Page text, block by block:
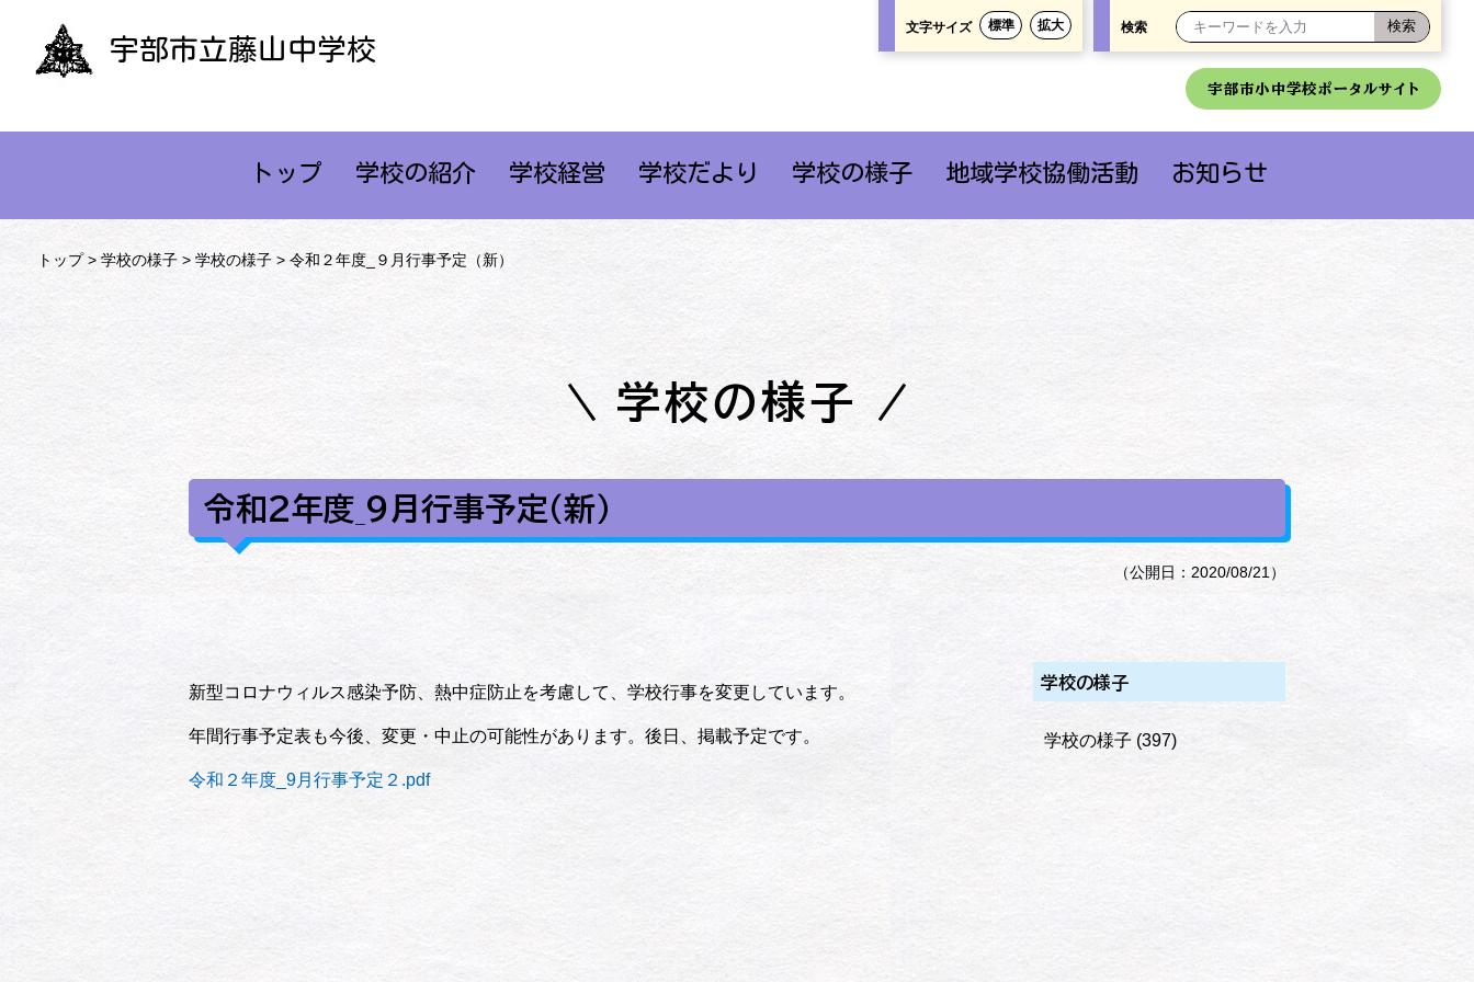
宇部市立藤山中学校
文字サイズ 標準 拡大 検索
宇部市小中学校ポータルサイト
トップ 学校の紹介 学校経営 学校だより 学校の様子 地域学校協働活動 お知らせ
トップ> 学校の様子> 学校の様子> 令和２年度_９月行事予定（新）
学校の様子
令和２年度_９月行事予定（新）
（公開日：2020/08/21）
新型コロナウィルス感染予防、熱中症防止を考慮して、学校行事を変更しています。
年間行事予定表も今後、変更・中止の可能性があります。後日、掲載予定です。
令和２年度_9月行事予定２.pdf
学校の様子
学校の様子 (397)